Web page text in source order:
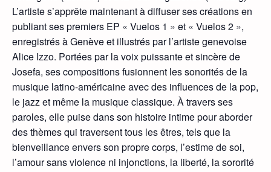
L’artiste s’apprête maintenant à diffuser ses créations en
publiant ses premiers EP « Vuelos 1 » et « Vuelos 2 »,
enregistrés à Genève et illustrés par l’artiste genevoise
Alice Izzo. Portées par la voix puissante et sincère de
Josefa, ses compositions fusionnent les sonorités de la
musique latino-américaine avec des influences de la pop,
le jazz et même la musique classique. À travers ses
paroles, elle puise dans son histoire intime pour aborder
des thèmes qui traversent tous les êtres, tels que la
bienveillance envers son propre corps, l’estime de soi,
l’amour sans violence ni injonctions, la liberté, la sororité